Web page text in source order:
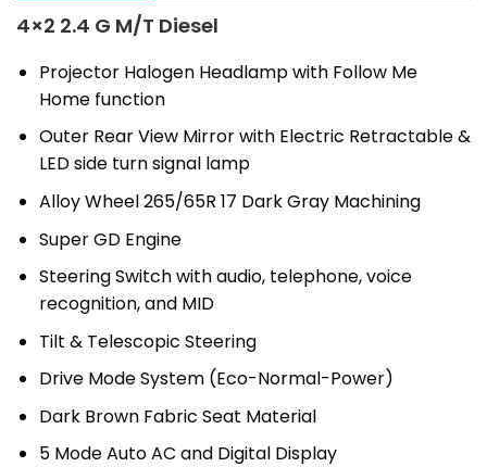
4×2 2.4 G M/T Diesel
Projector Halogen Headlamp with Follow Me
Home function
Outer Rear View Mirror with Electric Retractable &
LED side turn signal lamp
Alloy Wheel 265/65R 17 Dark Gray Machining
Super GD Engine
Steering Switch with audio, telephone, voice
recognition, and MID
Tilt & Telescopic Steering
Drive Mode System (Eco-Normal-Power)
Dark Brown Fabric Seat Material
5 Mode Auto AC and Digital Display